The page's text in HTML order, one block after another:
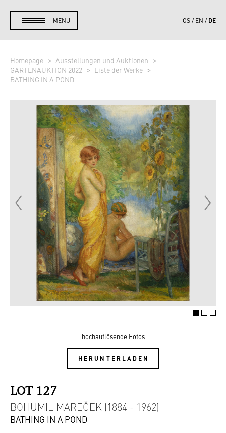
MENU CS EN DE
Homepage
Ausstellungen und Auktionen
GARTENAUKTION 2022
Liste der Werke
BATHING IN A POND
hochauflösende Fotos
HERUNTERLADEN
LOT 127
BOHUMIL MAREČEK (1884 - 1962)
BATHING IN A POND